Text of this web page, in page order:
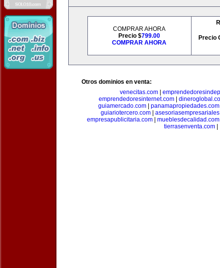
COMPRAR AHORA
Precio $799.00
COMPRAR AHORA
Precio
Otros dominios en venta:
venecitas.com|
emprendedoresinternet.com
guiamercado.com| panamapropiedades.com
guiariotercero.com|
empresapublicitaria.com| mueblesdecalidad.com
tierrasenventa.com